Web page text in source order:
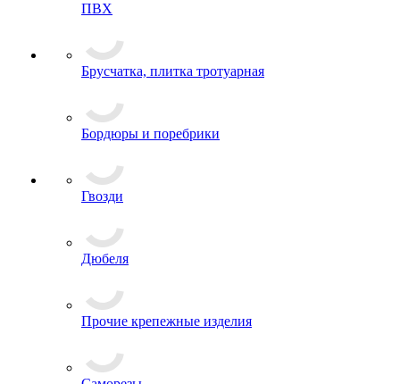
ПВХ
Брусчатка, плитка тротуарная
Бордюры и поребрики
Гвозди
Дюбеля
Прочие крепежные изделия